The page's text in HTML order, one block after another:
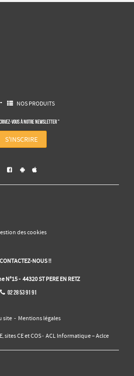
-  NOS PRODUITS
vous à notre NEWSLETTER "
S'INSCRIRE
  
des cookies
CONTACTEZ-NOUS !!
N°15 - 44320 ST PERE EN RETZ
 02 28 53 91 91
site - Mentions légales
sites CE et COS- ACL Informatique – Aclce